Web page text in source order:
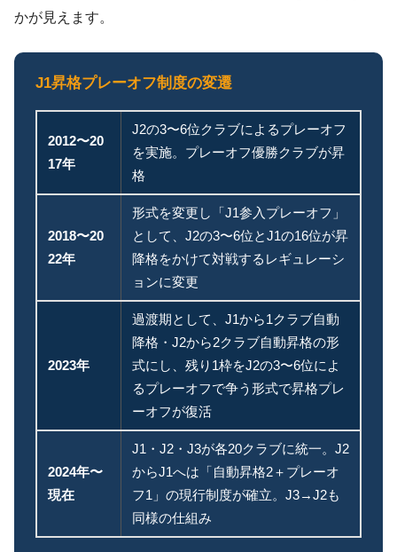
かが見えます。
J1昇格プレーオフ制度の変遷
2012〜20
17年
J2の3〜6位クラブによるプレーオフ
を実施。プレーオフ優勝クラブが昇
格
2018〜20
22年
形式を変更し「J1参入プレーオフ」
として、J2の3〜6位とJ1の16位が昇
降格をかけて対戦するレギュレーシ
ョンに変更
2023年
過渡期として、J1から1クラブ自動
降格・J2から2クラブ自動昇格の形
式にし、残り1枠をJ2の3〜6位によ
るプレーオフで争う形式で昇格プレ
ーオフが復活
2024年〜
現在
J1・J2・J3が各20クラブに統一。J2
からJ1へは「自動昇格2＋プレーオ
フ1」の現行制度が確立。J3→J2も
同様の仕組み